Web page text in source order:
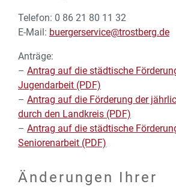
Telefon: 0 86 21 80 11 32
E-Mail: buergerservice@trostberg.de
Anträge:
– Antrag auf die städtische
Jugendarbeit (PDF)
– Antrag auf die Förderung der
durch den Landkreis (PDF)
– Antrag auf die städtische
Seniorenarbeit (PDF)
Änderungen Ihrer